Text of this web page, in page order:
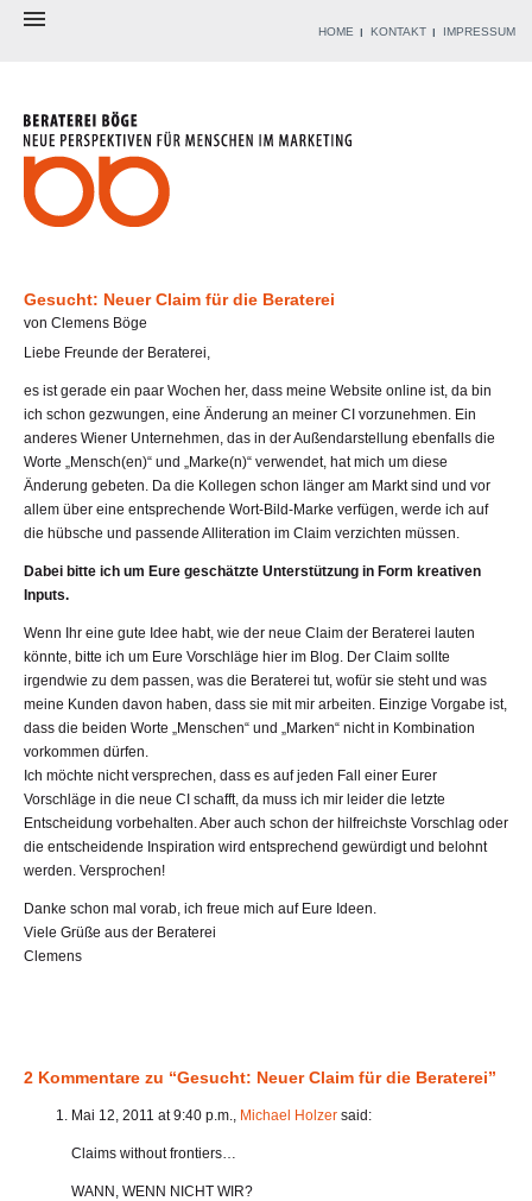
ANGEBOT
WERKZEUGKISTE
REFERENZEN
HOME KONTAKT IMPRESSUM
Gesucht: Neuer Claim für die Beraterei
von Clemens Böge
Liebe Freunde der Beraterei,
es ist gerade ein paar Wochen her, dass meine Website online ist, da bin
ich schon gezwungen, eine Änderung an meiner CI vorzunehmen. Ein
anderes Wiener Unternehmen, das in der Außendarstellung ebenfalls die
Worte „Mensch(en)“ und „Marke(n)“ verwendet, hat mich um diese
Änderung gebeten. Da die Kollegen schon länger am Markt sind und vor
allem über eine entsprechende Wort-Bild-Marke verfügen, werde ich auf
die hübsche und passende Alliteration im Claim verzichten müssen.
Dabei bitte ich um Eure geschätzte Unterstützung in Form kreativen
Inputs.
Wenn Ihr eine gute Idee habt, wie der neue Claim der Beraterei lauten
könnte, bitte ich um Eure Vorschläge hier im Blog. Der Claim sollte
irgendwie zu dem passen, was die Beraterei tut, wofür sie steht und was
meine Kunden davon haben, dass sie mit mir arbeiten. Einzige Vorgabe ist,
dass die beiden Worte „Menschen“ und „Marken“ nicht in Kombination
vorkommen dürfen.
Ich möchte nicht versprechen, dass es auf jeden Fall einer Eurer
Vorschläge in die neue CI schafft, da muss ich mir leider die letzte
Entscheidung vorbehalten. Aber auch schon der hilfreichste Vorschlag oder
die entscheidende Inspiration wird entsprechend gewürdigt und belohnt
werden. Versprochen!
Danke schon mal vorab, ich freue mich auf Eure Ideen.
Viele Grüße aus der Beraterei
Clemens
2 Kommentare zu “Gesucht: Neuer Claim für die Beraterei”
Mai 12, 2011 at 9:40 p.m., Michael Holzer said:
Claims without frontiers…
WANN, WENN NICHT WIR?